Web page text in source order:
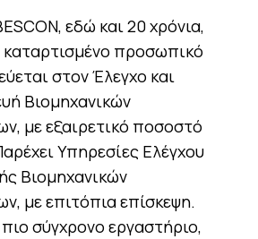
εδώ και 20 χρόνια,
καταρτισμένο προσωπικό
στον Έλεγχο και
Βιομηχανικών
με εξαιρετικό ποσοστό
Υπηρεσίες Ελέγχου
Βιομηχανικών
με επιτόπια επίσκεψη.
σύγχρονο εργαστήριο,